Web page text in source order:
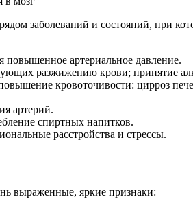
заболеваний и состояний, при
повышенное артериальное давление.
разжижению крови; принятие
кровоточивости: цирроз
артерий.
спиртных напитков.
расстройства и стрессы.
выраженные, яркие признаки: